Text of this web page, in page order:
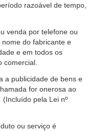
razoável de tempo,
venda por telefone ou
do fabricante e
e em todos os
comercial.
a publicidade de bens e
for onerosa ao
pela Lei nº
ou serviço é